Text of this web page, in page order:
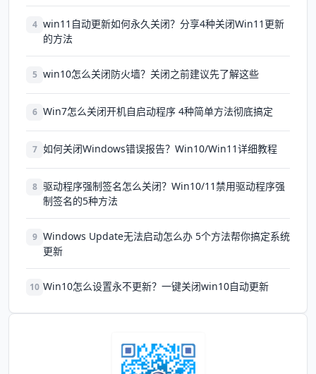
4 win11自动更新如何永久关闭？分享4种关闭Win11更新
的方法
5 win10怎么关闭防火墙？关闭之前建议先了解这些
6 Win7怎么关闭开机自启动程序 4种简单方法彻底搞定
7 如何关闭Windows错误报告？Win10/Win11详细教程
8 驱动程序强制签名怎么关闭？Win10/11禁用驱动程序强
制签名的5种方法
9 Windows Update无法启动怎么办 5个方法帮你搞定系统
更新
10 Win10怎么设置永不更新？一键关闭win10自动更新